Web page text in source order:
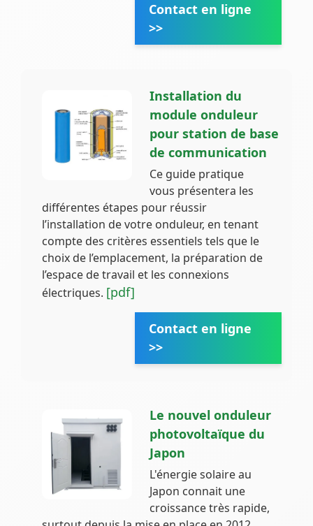
Contact en ligne
>>
Installation du
module onduleur
pour station de base
de communication
Ce guide pratique
vous présentera les
différentes étapes pour réussir
l’installation de votre onduleur, en tenant
compte des critères essentiels tels que le
choix de l’emplacement, la préparation de
l’espace de travail et les connexions
électriques. [pdf]
Contact en ligne
>>
Le nouvel onduleur
photovoltaïque du
Japon
L'énergie solaire au
Japon connait une
croissance très rapide,